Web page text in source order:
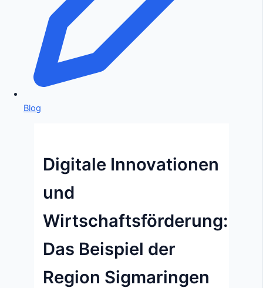
Blog
Digitale Innovationen
und
Wirtschaftsförderung:
Das Beispiel der
Region Sigmaringen